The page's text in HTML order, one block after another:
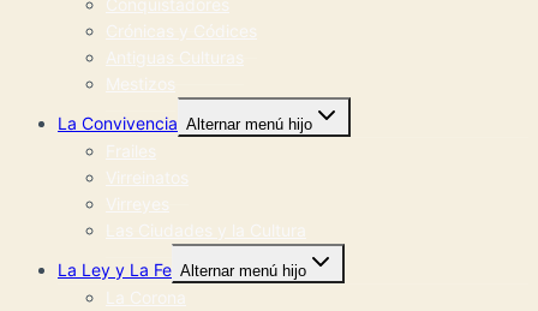
Crónicas y Códices
Antiguas Culturas
Mestizos
La Convivencia Alternar menú hijo
Frailes
Virreinatos
Virreyes
Las Ciudades y la Cultura
La Ley y La Fe Alternar menú hijo
La Corona